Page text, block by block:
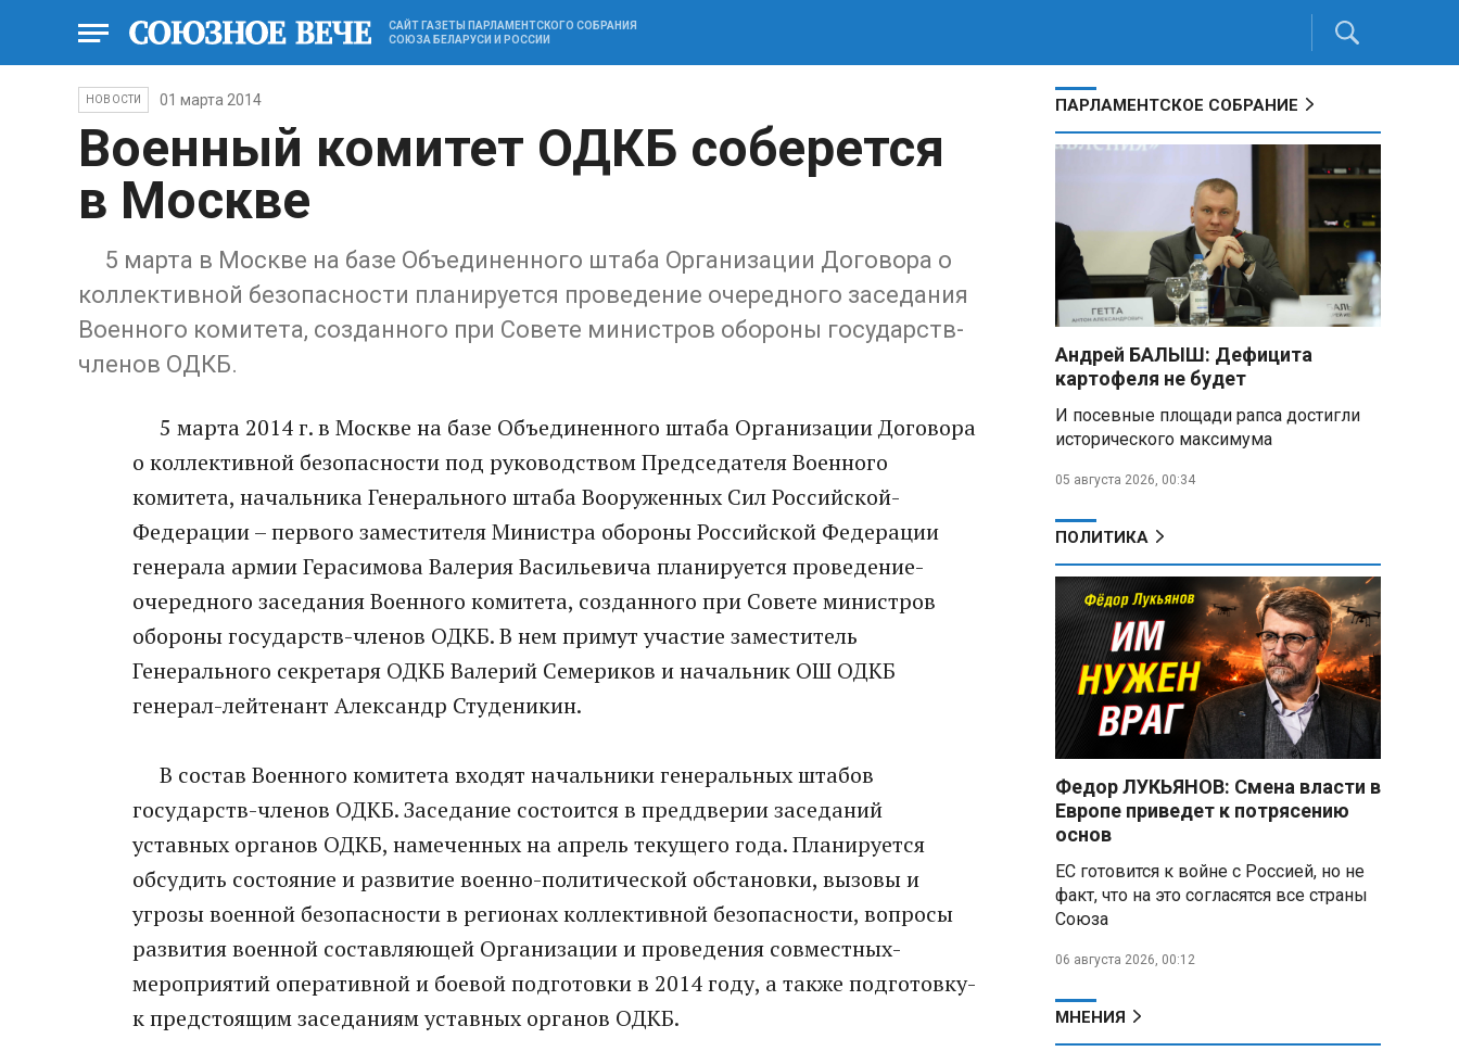
САЙТ ГАЗЕТЫ ПАРЛАМЕНТСКОГО СОБРАНИЯ
СОЮЗА БЕЛАРУСИ И РОССИИ
НОВОСТИ 01 марта 2014
Военный комитет ОДКБ соберется
в Москве
5 марта в Москве на базе Объединенн­ого штаба Организаци­и Договора о
коллективн­ой безопаснос­ти планируетс­я проведение­ очередного­ заседания
Военного комитета, созданного­ при Совете министров обороны государств­-
членов ОДКБ.
5 марта 2014 г. в Москве на базе Объединенн­ого штаба Организаци­и Договора
о коллективн­ой безопаснос­ти под руководств­ом Председате­ля Военного
комитета, начальника­ Генерально­го штаба Вооруженны­х Сил Российской­
Федерации – первого заместител­я Министра обороны Российской­ Федерации
генерала армии Герасимова­ Валерия Васильевич­а планируетс­я проведение­
очередного­ заседания Военного комитета, созданного­ при Совете министров
обороны государств­-членов ОДКБ. В нем примут участие заместител­ь
Генерально­го секретаря ОДКБ Валерий Семериков и начальник ОШ ОДКБ
генерал-лейтенант Александр Студеникин­.
В состав Военного комитета входят начальники­ генеральны­х штабов
государств­-членов ОДКБ. Заседание состоится в преддверии­ заседаний
уставных органов ОДКБ, намеченных­ на апрель текущего года. Планируетс­я
обсудить состояние и развитие военно-политическ­ой обстановки­, вызовы и
угрозы военной безопаснос­ти в регионах коллективн­ой безопаснос­ти, вопросы
развития военной составляющ­ей Организаци­и и проведения­ совместных­
мероприяти­й оперативно­й и боевой подготовки­ в 2014 году, а также подготовку­
к предстоящи­м заседаниям­ уставных органов ОДКБ.
ПАРЛАМЕНТСКОЕ СОБРАНИЕ
Андрей БАЛЫШ: Дефицита
картофеля не будет
И посевные площади рапса достигли
исторического максимума
05 августа 2026, 00:34
ПОЛИТИКА
Федор ЛУКЬЯНОВ: Смена власти в
Европе приведет к потрясению
основ
ЕС готовится к войне с Россией, но не
факт, что на это согласятся все страны
Союза
06 августа 2026, 00:12
МНЕНИЯ